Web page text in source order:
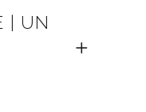
| UN